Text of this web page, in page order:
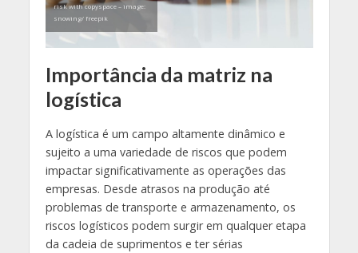
risk with copyspace – image:
snowing/ freepik
Importância da matriz na
logística
A logística é um campo altamente dinâmico e
sujeito a uma variedade de riscos que podem
impactar significativamente as operações das
empresas. Desde atrasos na produção até
problemas de transporte e armazenamento, os
riscos logísticos podem surgir em qualquer etapa
da cadeia de suprimentos e ter sérias